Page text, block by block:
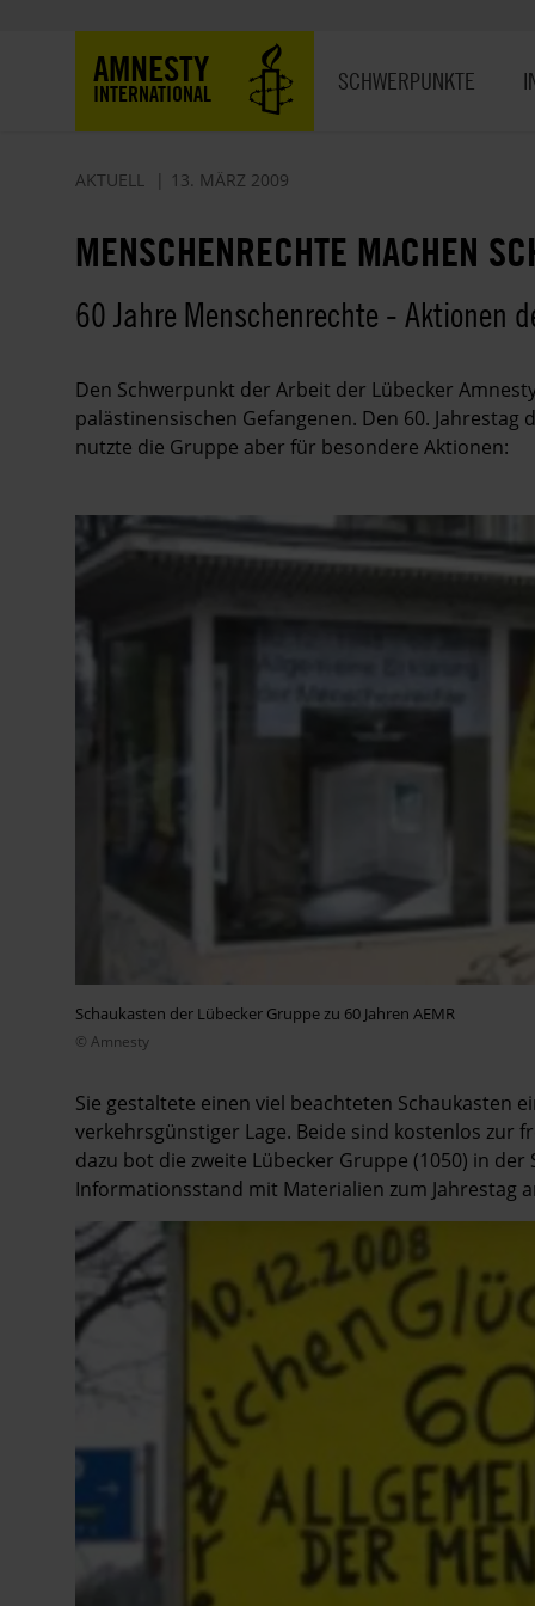
AMNESTY
INTERNATIONAL SCHWERPUNKTE
AKTUELL 13. MÄRZ 2009
MENSCHENRECHTE MACHEN
60 Jahre Menschenrechte - Aktionen
Den Schwerpunkt der Arbeit der Lübecker
palästinensischen Gefangenen. Den 60.
nutzte die Gruppe aber für besondere Aktionen:
Schaukasten der Lübecker Gruppe zu 60 Jahren AEMR
© Amnesty
Sie gestaltete einen viel beachteten Schaukasten
verkehrsgünstiger Lage. Beide sind kostenlos zur
dazu bot die zweite Lübecker Gruppe (1050) in
Informationsstand mit Materialien zum Jahrestag